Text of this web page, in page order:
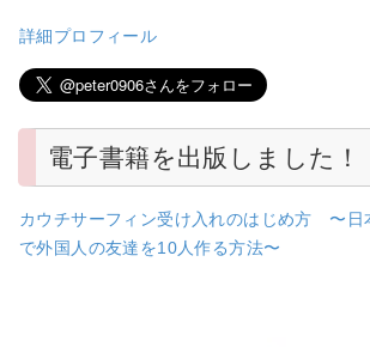
詳細プロフィール
電子書籍を出版しました！
カウチサーフィン受け入れのはじめ方 〜日
で外国人の友達を10人作る方法〜